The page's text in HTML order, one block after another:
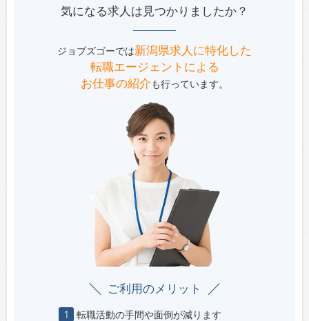
気になる求人は見つかりましたか？
ジョブズゴーでは新潟県求人に特化した
転職エージェントによる
お仕事の紹介も行っています。
ご利用のメリット
1
転職活動の手間や面倒が減ります